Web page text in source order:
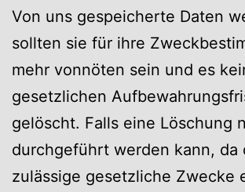
Von uns gespeicherte Daten
sollten sie für ihre
mehr vonnöten sein und es
gesetzlichen
gelöscht. Falls eine Löschung
durchgeführt werden kann, da
zulässige gesetzliche Zwecke